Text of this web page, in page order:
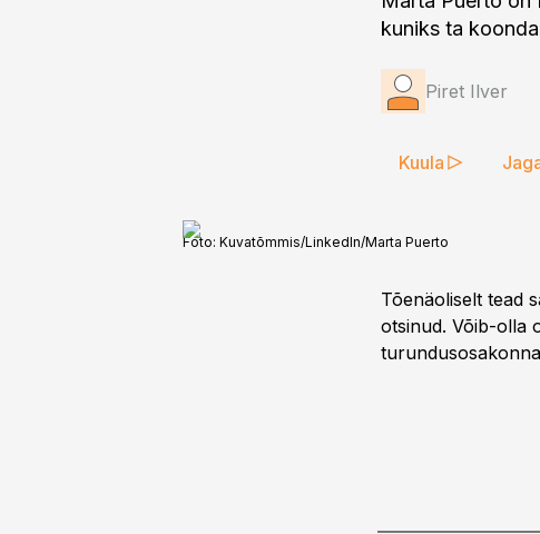
kuniks ta
Piret Ilver
Kuula
Foto: Kuvatõmmis/LinkedIn/Marta Puerto
Tõenäoliselt tead
otsinud. Võib-olla